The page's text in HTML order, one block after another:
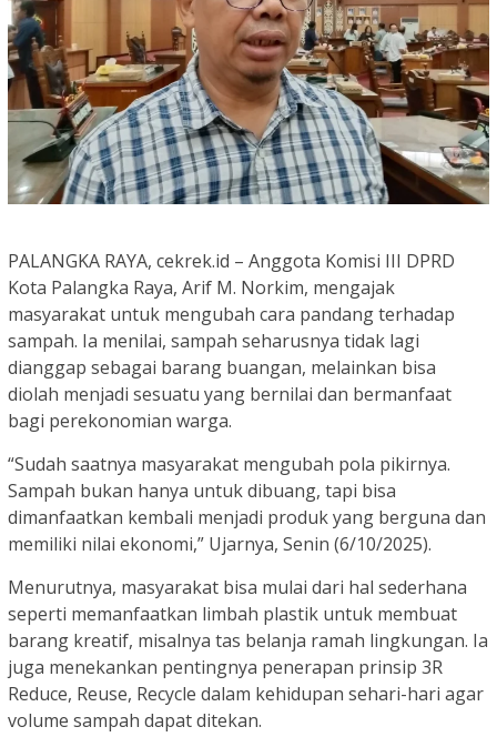
PALANGKA RAYA, cekrek.id – Anggota Komisi III DPRD
Kota Palangka Raya, Arif M. Norkim, mengajak
masyarakat untuk mengubah cara pandang terhadap
sampah. Ia menilai, sampah seharusnya tidak lagi
dianggap sebagai barang buangan, melainkan bisa
diolah menjadi sesuatu yang bernilai dan bermanfaat
bagi perekonomian warga.
“Sudah saatnya masyarakat mengubah pola pikirnya.
Sampah bukan hanya untuk dibuang, tapi bisa
dimanfaatkan kembali menjadi produk yang berguna dan
memiliki nilai ekonomi,” Ujarnya, Senin (6/10/2025).
Menurutnya, masyarakat bisa mulai dari hal sederhana
seperti memanfaatkan limbah plastik untuk membuat
barang kreatif, misalnya tas belanja ramah lingkungan. Ia
juga menekankan pentingnya penerapan prinsip 3R
Reduce, Reuse, Recycle dalam kehidupan sehari-hari agar
volume sampah dapat ditekan.